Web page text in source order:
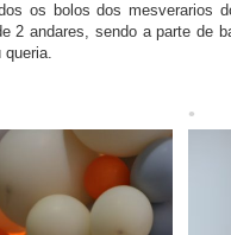
os bolos dos mesverarios
2 andares, sendo a parte de
queria.